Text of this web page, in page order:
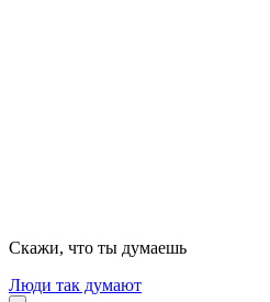
Скажи, что ты думаешь
Люди так думают